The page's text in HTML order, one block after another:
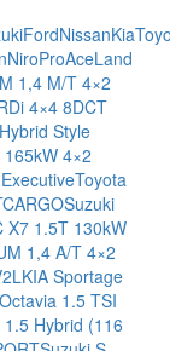
FordNissanKia
NiroProAceLand
1,4 M/T 4×2
4×4 8DCT
Style
4×2
Toyota
Suzuki
X7 1.5T 130kW
1,4 A/T 4×2
KIA Sportage
1.5 TSI
Hybrid (116